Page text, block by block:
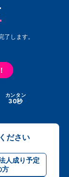
します。
カンタン
30秒
ださい
人成り予定
方